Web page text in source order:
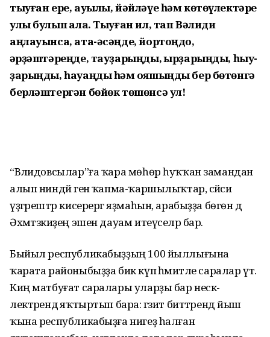
тыуған ере, ауылы, йәйләүе һәм көтөүлектәре
улы булып ҡала. Тыуған ил, тап Вәлиди
аңлауынса, ата-әсәңде, йор­тоңдо,
ҡәрҙәштәреңде, тауҙа­рыңды, ҡырҙарыңды, һыу­
ҙа­рыңды, һауаңды һәм ҡоя­шың­ды бер бөтөнгә
бер­ләш­тергән бөйөк төшөнсә ул!
“Вәлидовсылар”ға ҡара мөһөр һуҡҡан замандан
алып ниндәй генә ҡапма-ҡаршы­лыҡтар, сәйәси
үҙгәрештәр кисерергә яҙмаһын, арабыҙҙа бөгөн дә
Әхмәтзәкиҙең эшен дауам итеүселәр бар.
Быйыл республикабыҙҙың 100 йыллығына
ҡарата ра­йоныбыҙҙа бик күп әһә­миәтле саралар үтә.
Киң матбуғат са­ралары уларҙы бар нескә­
лектәрендә яҡтыртып бара: гәзит биттәрендә йыш
ҡына республикабыҙға нигеҙ һал­ған